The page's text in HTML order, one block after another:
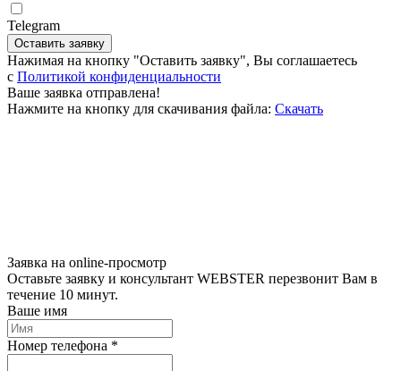
Telegram
Оставить заявку
Нажимая на кнопку "Оставить заявку", Вы соглашаетесь
c Политикой конфиденциальности
Ваше заявка отправлена!
Нажмите на кнопку для скачивания файла: Скачать
Заявка на online-просмотр
Оставьте заявку и консультант WEBSTER перезвонит Вам в
течение 10 минут.
Ваше имя
Номер телефона *